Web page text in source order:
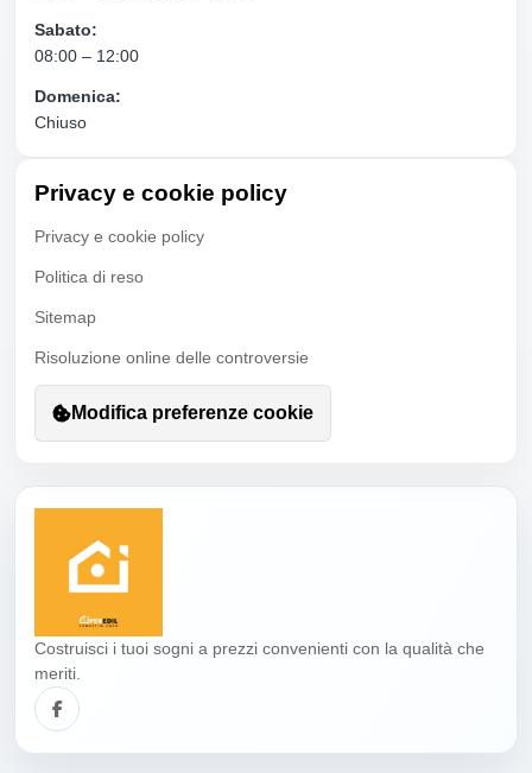
Sabato:
08:00 – 12:00
Domenica:
Chiuso
Privacy e cookie policy
Privacy e cookie policy
Politica di reso
Sitemap
Risoluzione online delle controversie
Modifica preferenze cookie
Costruisci i tuoi sogni a prezzi convenienti con la qualità che
meriti.